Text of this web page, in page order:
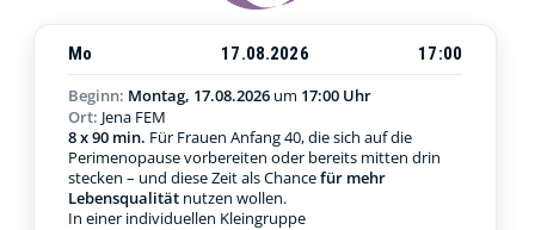
Mo 17.08.2026
17:00
Beginn: Montag, 17.08.2026 um 17:00 Uhr
Ort: Jena FEM
8 x 90 min. Für Frauen Anfang 40, die sich auf die
Perimenopause vorbereiten oder bereits mitten drin
stecken – und diese Zeit als Chancefür mehr
Lebensqualität nutzen wollen.
In einer individuellen Kleingruppe